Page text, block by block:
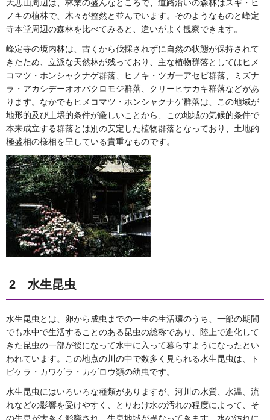
大悲山周辺は、林業の盛んなところで、道路沿いの森林はスギ・ヒ
ノキの植林で、木々が整然と並んでいます。そのようなものと峰定
寺本堂周辺の森林を比べてみると、違いがよく観察できます。
峰定寺の境内林は、古くから伐採されずに自然の状態が保持されて
きたため、立派な天然林が残っており、主な植物群落としてはヒメ
コマツ・ホンシャクナゲ群落、ヒノキ・ツガーアセビ群落、ミズナ
ラ・アカシデーオオバクロモジ群落、クリーヒサカキ群落などがあ
ります。なかでもヒメコマツ・ホンシャクナゲ群落は、この地域が
地形的及び土壌的条件が厳しいことから、この地域の気候的条件で
本来成立する群落とは別の安定した植物群落となっており、土地的
極盛相の様相を呈している貴重なものです。
2 水生昆虫
水生昆虫とは、卵から成虫までの一生の生活環のうち、一部の期間
でも水中で生活することのある昆虫の総称であり、陸上で進化して
きた昆虫の一部が後になって水中に入って暮らすようになったとい
われています。この地点の川の中で数多く見られる水生昆虫は、ト
ビケラ・カワゲラ・カゲロウ類の幼虫です。
水生昆虫にはいろいろな種類がありますが、河川の水質、水温、流
れなどの影響を受けやすく、とりわけ水の汚れの程度によって、そ